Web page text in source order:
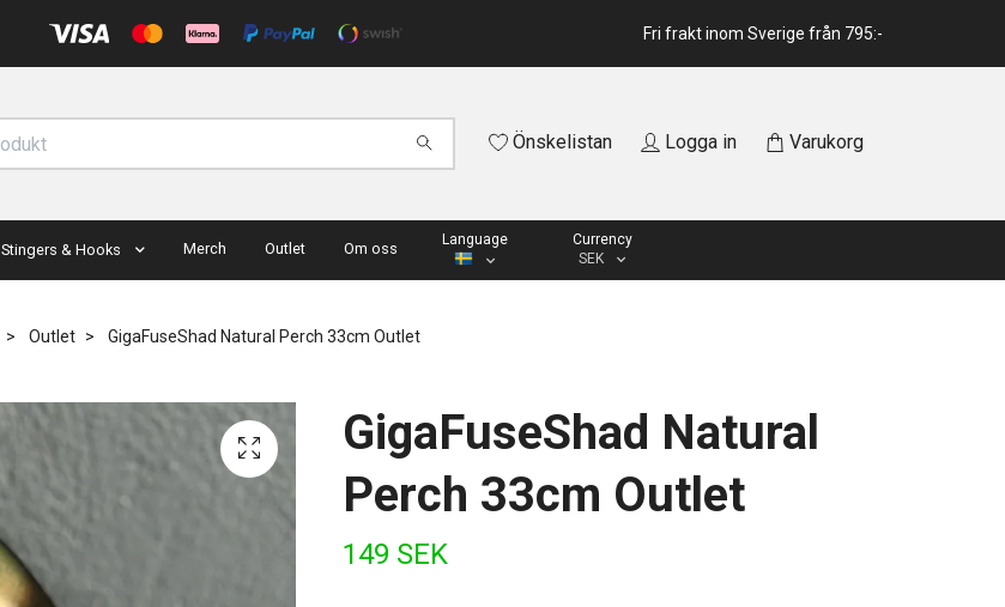
Fri frakt inom Sverige från 795:-
Önskelistan Logga in Varukorg
Stingers & Hooks Merch Outlet Om oss Language
Currency
SEK
Outlet GigaFuseShad Natural Perch 33cm Outlet
GigaFuseShad Natural
Perch 33cm Outlet
149 SEK